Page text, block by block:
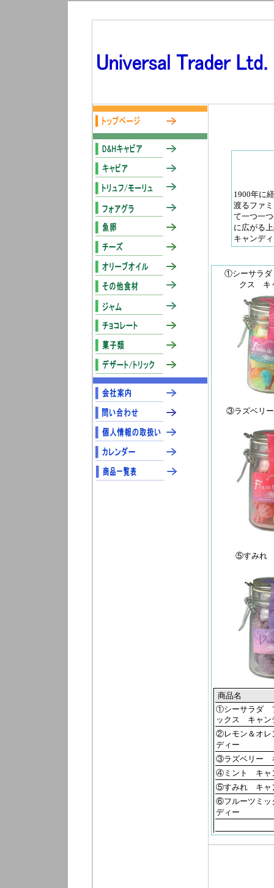
1900年に
渡るファ
て一つ一
に広がる
キャンデ
①シーサラ
クス キ
③ラズベリ
⑤すみれ
商品名
①シーサラダ
ックス キャン
②レモン＆オ
ディー
③ラズベリー
④ミント キャ
⑤すみれ キャ
⑥フルーツミ
ディー